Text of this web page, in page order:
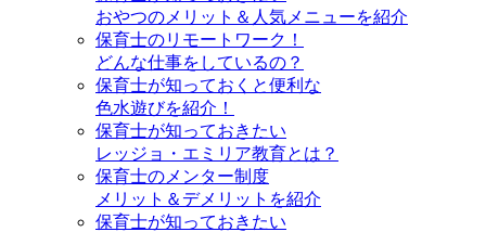
おやつのメリット＆人気メニューを紹介
保育士のリモートワーク！
どんな仕事をしているの？
保育士が知っておくと便利な
色水遊びを紹介！
保育士が知っておきたい
レッジョ・エミリア教育とは？
保育士のメンター制度
メリット＆デメリットを紹介
保育士が知っておきたい